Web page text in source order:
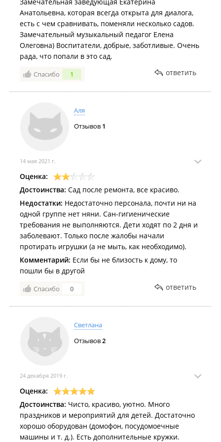
Анатольевна, которая всегда открыта для диалога,
есть с чем сравнивать, поменяли несколько садов.
Замечательный музыкальный педагог Елена
Олеговна) Воспитатели, добрые, заботливые. Очень
рада, что попали в это сад.
Спасибо 1 ответить
Аля
Отзывов 1
14 мая 2021 г.
Оценка:
Достоинства: Сад после ремонта, все красиво.
Недостатки: Недостаточно персонала, почти ни на
одной группе нет няни. Сан-гигиенические
требования не выполняются. Дети ходят по 2 дня и
заболевают. Только после жалобы начали
протирать игрушки (а не мыть, как необходимо).
Комментарий: Если бы не близость к дому, то
пошли бы в другой
Спасибо 0 ответить
Светлана
Отзывов2
24 декабря 2019 г.
Оценка:
Достоинства: Чисто, красиво, уютно. Много
праздников и мероприятий для детей. Достаточно
хорошо оборудован (домофон, посудомоечные
машины и т. д.). Есть дополнительные кружки.